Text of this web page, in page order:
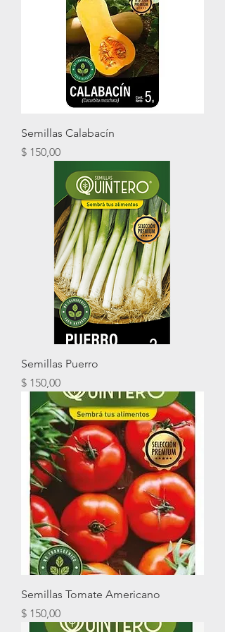
Semillas Calabacín
Precio
$ 150,00
Semillas Puerro
Precio
$ 150,00
Semillas Tomate Americano
Precio
$ 150,00